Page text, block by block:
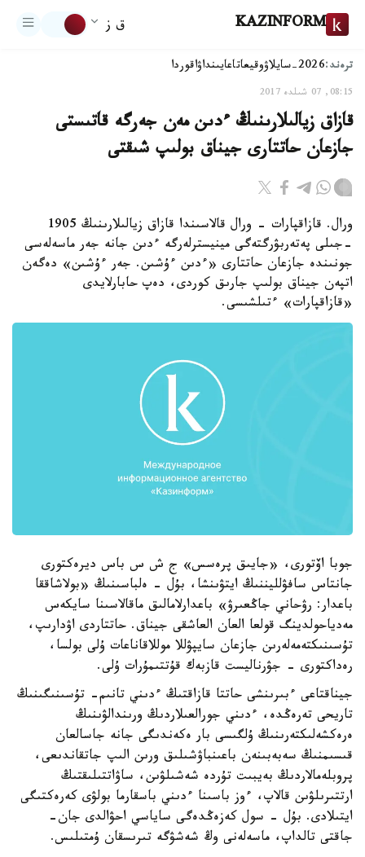
KAZINFORM ق ز
ترەند:2026-سايلاۋ وقيعاتاعايىنداۋاقوردا
08:15, 07 شىلدە 2017
قازاق زيالىلارىنىڭ ءدىن مەن جەرگە قاتىستى
جازعان حاتتارى جيناق بولىپ شىقتى
ورال. قازاقپارات - ورال قالاسىندا قازاق زيالىلارىنىڭ 1905
-جىلى پەتەربۋرگتەگى مينيسترلەرگە ءدىن جانە جەر ماسەلەسى
جونىندە جازعان حاتتارى «ءدىن ءۇشىن. جەر ءۇشىن» دەگەن
اتپەن جيناق بولىپ جارىق كوردى، دەپ حابارلايدى
«قازاقپارات» ءتىلشىسى.
جوبا اۆتورى، «جايىق پرەسس» ج ش س باس ديرەكتورى
جانتاس سافۋلليننىڭ ايتۋىنشا، بۇل - ەلباسىنىڭ «بولاشاققا
باعدار: رۋحاني جاڭعىرۋ» باعدارلامالىق ماقالاسىنا سايكەس
مەدياحولدينگ قولعا العان العاشقى جيناق. حاتتاردى اۋدارىپ،
تۇسىنىكتەمەلەرىن جازعان سايپۋللا موللاقاناعات ۇلى بولسا،
رەداكتورى - جۋرناليست قازبەك قۇتتىمۇرات ۇلى.
جيناقتاعى ءبىرىنشى حاتتا قازاقتىڭ ءدىني تانىم- تۇسىنىگىنىڭ
تاريحى تەرەڭدە، ءدىني جورالعىلاردىڭ ورىندالۋىنىڭ
ەرەكشەلىكتەرىنىڭ ۇلگىسى بار ەكەندىگى جانە جاسالعان
قىسىمنىڭ سەبەبىنەن باعىنباۋشىلىق ورىن الىپ جاتقاندىعى،
پروبلەمالاردىڭ بەيبىت تۇردە شەشىلۋىن، ساۋاتتىلىقتىڭ
ارتتىرىلۋىن قالاپ، ءوز باسىنا ءدىني باسقارما بولۋى كەرەكتىگى
ايتىلادى. بۇل - سول كەزەڭدەگى ساياسي احۋالدى جان-
جاقتى تالداپ، ماسەلەنى وڭ شەشۋگە تىرىسقان ۇمتىلىس.